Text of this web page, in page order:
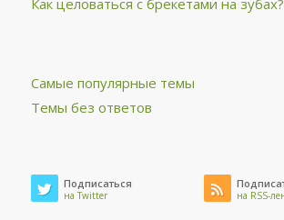
Как целоваться с брекетами на зубах?
Самые популярные темы
Темы без ответов
Подписаться
на Twitter на RSS-